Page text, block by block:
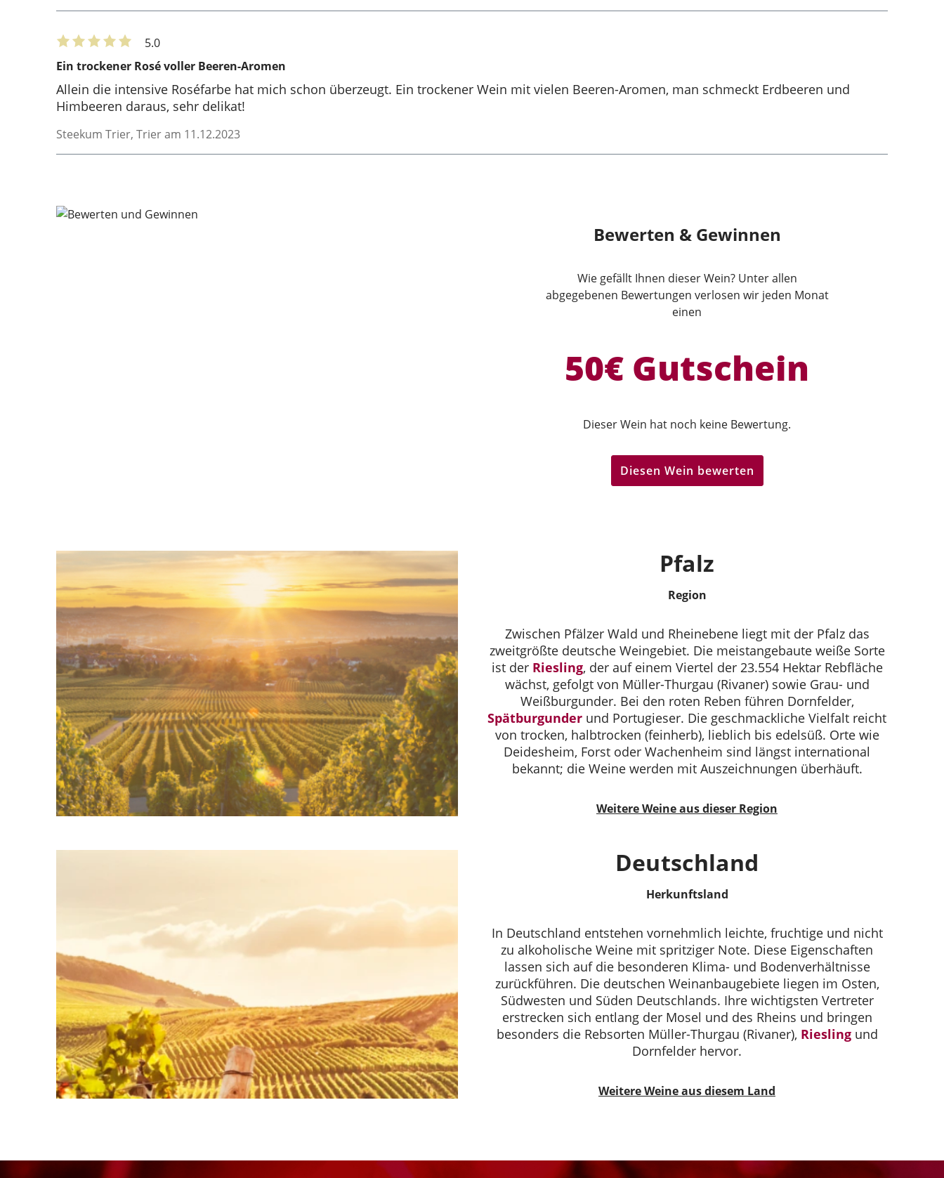
5.0
Ein trockener Rosé voller Beeren-Aromen
Allein die intensive Roséfarbe hat mich schon überzeugt. Ein trockener Wein mit vielen Beeren-Aromen, man schmeckt Erdbeeren und
Himbeeren daraus, sehr delikat!
Steekum Trier, Trier am 11.12.2023
Bewerten & Gewinnen
Wie gefällt Ihnen dieser Wein? Unter allen
abgegebenen Bewertungen verlosen wir jeden Monat
einen
50€ Gutschein
Dieser Wein hat noch keine Bewertung.
Diesen Wein bewerten
Pfalz
Region
Zwischen Pfälzer Wald und Rheinebene liegt mit der Pfalz das
zweitgrößte deutsche Weingebiet. Die meistangebaute weiße Sorte
ist der Riesling, der auf einem Viertel der 23.554 Hektar Rebfläche
wächst, gefolgt von Müller-Thurgau (Rivaner) sowie Grau- und
Weißburgunder. Bei den roten Reben führen Dornfelder,
Spätburgunder und Portugieser. Die geschmackliche Vielfalt reicht
von trocken, halbtrocken (feinherb), lieblich bis edelsüß. Orte wie
Deidesheim, Forst oder Wachenheim sind längst international
bekannt; die Weine werden mit Auszeichnungen überhäuft.
Weitere Weine aus dieser Region
Deutschland
Herkunftsland
In Deutschland entstehen vornehmlich leichte, fruchtige und nicht
zu alkoholische Weine mit spritziger Note. Diese Eigenschaften
lassen sich auf die besonderen Klima- und Bodenverhältnisse
zurückführen. Die deutschen Weinanbaugebiete liegen im Osten,
Südwesten und Süden Deutschlands. Ihre wichtigsten Vertreter
erstrecken sich entlang der Mosel und des Rheins und bringen
besonders die Rebsorten Müller-Thurgau (Rivaner), Rieslingund
Dornfelder hervor.
Weitere Weine aus diesem Land